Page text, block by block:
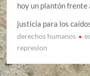
hoy un plantón frente
justicia para los
derechos humanos
represion